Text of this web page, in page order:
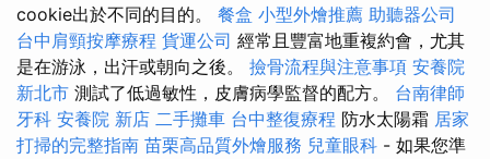
cookie出於不同的目的。 餐盒 小型外燴推薦 助聽器公司
台中肩頸按摩療程 貨運公司 經常且豐富地重複約會，尤其
是在游泳，出汗或朝向之後。 撿骨流程與注意事項 安養院
新北市 測試了低過敏性，皮膚病學監督的配方。 台南律師
牙科 安養院 新店 二手攤車 台中整復療程 防水太陽霜 居家
打掃的完整指南 苗栗高品質外燴服務 兒童眼科 - 如果您準